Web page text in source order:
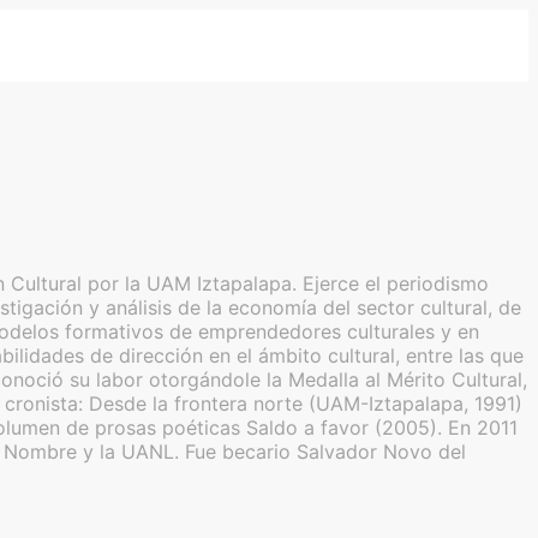
por la UAM Iztapalapa. Ejerce el periodismo
y análisis de la economía del sector cultural, de
formativos de emprendedores culturales y en
de dirección en el ámbito cultural, entre las que
su labor otorgándole la Medalla al Mérito Cultural,
Desde la frontera norte (UAM-Iztapalapa, 1991)
de prosas poéticas Saldo a favor (2005). En 2011
y la UANL. Fue becario Salvador Novo del